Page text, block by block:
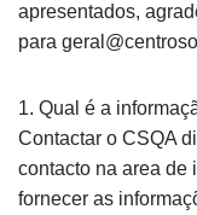
apresentados,
para
1. Qual é a
Contactar o CSQA
contacto na area de
fornecer as